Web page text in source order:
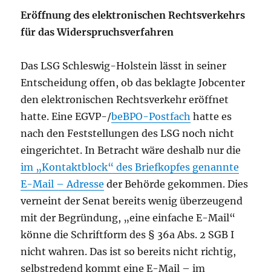
Eröffnung des elektronischen Rechtsverkehrs
für das Widerspruchsverfahren
Das LSG Schleswig-Holstein lässt in seiner
Entscheidung offen, ob das beklagte Jobcenter
den elektronischen Rechtsverkehr eröffnet
hatte. Eine EGVP-/beBPO-Postfach hatte es
nach den Feststellungen des LSG noch nicht
eingerichtet. In Betracht wäre deshalb nur die
im „Kontaktblock“ des Briefkopfes genannte
E-Mail – Adresse der Behörde gekommen. Dies
verneint der Senat bereits wenig überzeugend
mit der Begründung, „eine einfache E-Mail“
könne die Schriftform des § 36a Abs. 2 SGB I
nicht wahren. Das ist so bereits nicht richtig,
selbstredend kommt eine E-Mail – im